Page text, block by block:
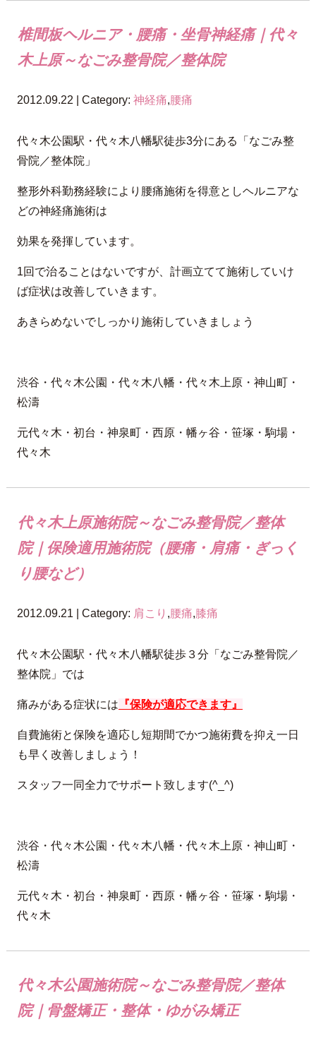
椎間板ヘルニア・腰痛・坐骨神経痛｜代々
木上原～なごみ整骨院／整体院
2012.09.22 | Category: 神経痛,腰痛
代々木公園駅・代々木八幡駅徒歩3分にある「なごみ整
骨院／整体院」
整形外科勤務経験により腰痛施術を得意としヘルニアな
どの神経痛施術は
効果を発揮しています。
1回で治ることはないですが、計画立てて施術していけ
ば症状は改善していきます。
あきらめないでしっかり施術していきましょう
渋谷・代々木公園・代々木八幡・代々木上原・神山町・
松濤
元代々木・初台・神泉町・西原・幡ヶ谷・笹塚・駒場・
代々木
代々木上原施術院～なごみ整骨院／整体
院｜保険適用施術院（腰痛・肩痛・ぎっく
り腰など）
2012.09.21 | Category: 肩こり ,腰痛,膝痛
代々木公園駅・代々木八幡駅徒歩３分「なごみ整骨院／
整体院」では
痛みがある症状には 『保険が適応できます』
自費施術と保険を適応し短期間でかつ施術費を抑え一日
も早く改善しましょう！
スタッフ一同全力でサポート致します(^_^)
渋谷・代々木公園・代々木八幡・代々木上原・神山町・
松濤
元代々木・初台・神泉町・西原・幡ヶ谷・笹塚・駒場・
代々木
代々木公園施術院～なごみ整骨院／整体
院｜骨盤矯正・整体・ゆがみ矯正